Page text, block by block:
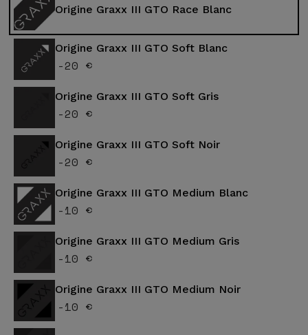
Origine Graxx III GTO Race Blanc
Origine Graxx III GTO Soft Blanc
-20 €
Origine Graxx III GTO Soft Gris
-20 €
Origine Graxx III GTO Soft Noir
-20 €
Origine Graxx III GTO Medium Blanc
-10 €
Origine Graxx III GTO Medium Gris
-10 €
Origine Graxx III GTO Medium Noir
-10 €